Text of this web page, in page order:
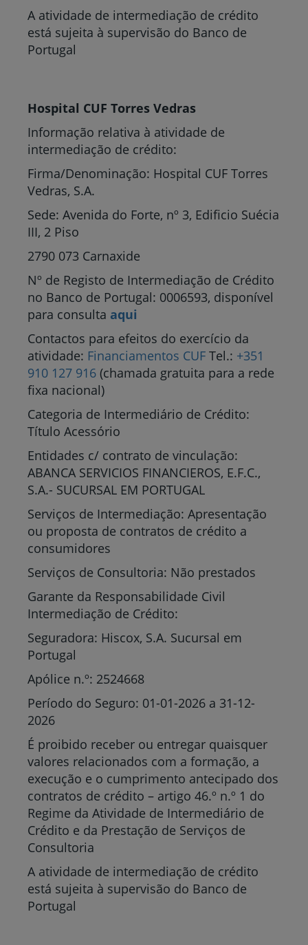
A atividade de intermediação de crédito
está sujeita à supervisão do Banco de
Portugal
Hospital CUF Torres Vedras
Informação relativa à atividade de
intermediação de crédito:
Firma/Denominação: Hospital CUF Torres
Vedras, S.A.
Sede: Avenida do Forte, nº 3, Edificio Suécia
III, 2 Piso
2790 073 Carnaxide
Nº de Registo de Intermediação de Crédito
no Banco de Portugal: 0006593, disponível
para consulta aqui
Contactos para efeitos do exercício da
atividade: Financiamentos CUF Tel.: +351
910 127 916 (chamada gratuita para a rede
fixa nacional)
Categoria de Intermediário de Crédito:
Título Acessório
Entidades c/ contrato de vinculação:
ABANCA SERVICIOS FINANCIEROS, E.F.C.,
S.A.- SUCURSAL EM PORTUGAL
Serviços de Intermediação: Apresentação
ou proposta de contratos de crédito a
consumidores
Serviços de Consultoria: Não prestados
Garante da Responsabilidade Civil
Intermediação de Crédito:
Seguradora: Hiscox, S.A. Sucursal em
Portugal
Apólice n.º: 2524668
Período do Seguro: 01-01-2026 a 31-12-
2026
É proibido receber ou entregar quaisquer
valores relacionados com a formação, a
execução e o cumprimento antecipado dos
contratos de crédito – artigo 46.º n.º 1 do
Regime da Atividade de Intermediário de
Crédito e da Prestação de Serviços de
Consultoria
A atividade de intermediação de crédito
está sujeita à supervisão do Banco de
Portugal